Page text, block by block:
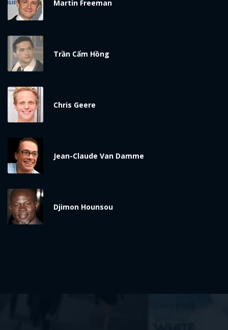
Martin Freeman
Trần Cẩm Hồng
Chris Geere
Jean-Claude Van Damme
Djimon Hounsou